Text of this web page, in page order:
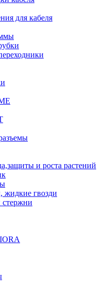
для кабеля
и роста растений
жидкие гвозди
стержни